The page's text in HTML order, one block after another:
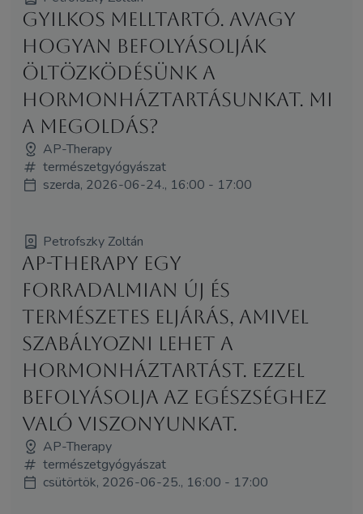
Gyilkos melltartó. Avagy
hogyan befolyásolják
öltözködésünk a
hormonháztartásunkat. Mi
a megoldás?
AP-Therapy
természetgyógyászat
szerda, 2026-06-24., 16:00 - 17:00
Petrofszky Zoltán
AP-Therapy egy
forradalmian új és
természetes eljárás, amivel
szabályozni lehet a
hormonháztartást. Ezzel
befolyásolja az egészséghez
való viszonyunkat.
AP-Therapy
természetgyógyászat
csütörtök, 2026-06-25., 16:00 - 17:00